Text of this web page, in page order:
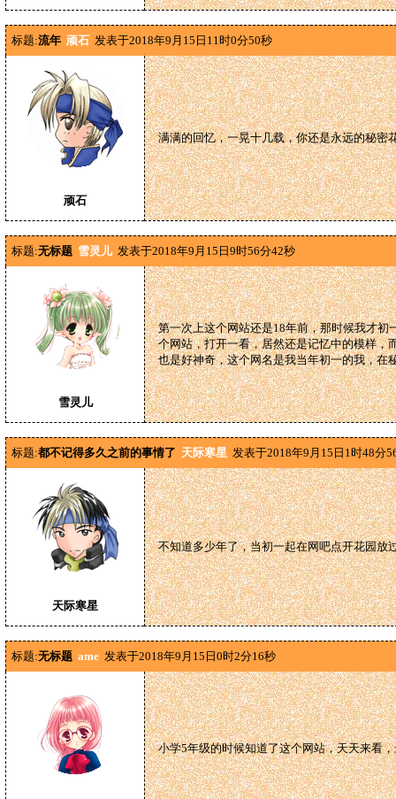
标题:流年 顽石 发表于2018年9月15日11时0分50秒
顽石
满满的回忆，一晃十几载，你还是永远的秘密
标题:无标题 雪灵儿 发表于2018年9月15日9时56分42秒
雪灵儿
第一次上这个网站还是18年前，那时候我才
个网站，打开一看，居然还是记忆中的模样，
也是好神奇，这个网名是我当年初一的我，在
标题:都不记得多久之前的事情了 天际寒星 发表于2018年9月15日1时48分
天际寒星
不知道多少年了，当初一起在网吧点开花园放
标题:无标题 ame 发表于2018年9月15日0时2分16秒
小学5年级的时候知道了这个网站，天天来看